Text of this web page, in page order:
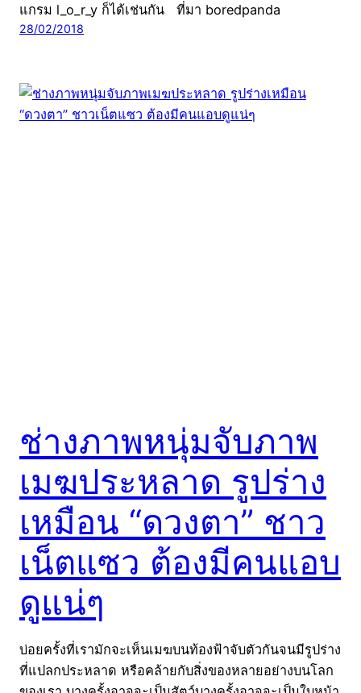
แกรม l_o_r_y ก็ได้เช่นกัน ที่มา boredpanda
28/02/2018
ช่างภาพหนุ่มจับภาพ
เมฆประหลาด รูปร่าง
เหมือน “ดวงตา” ชาว
เน็ตแซว ต้องมีคนแอบ
ดูแน่ๆ
บ่อยครั้งที่เรามักจะเห็นเมฆบนท้องฟ้าจับตัวกันจนมีรูปร่าง
ที่แปลกประหลาด หรือคล้ายกับสิ่งของหลายอย่างบนโลก